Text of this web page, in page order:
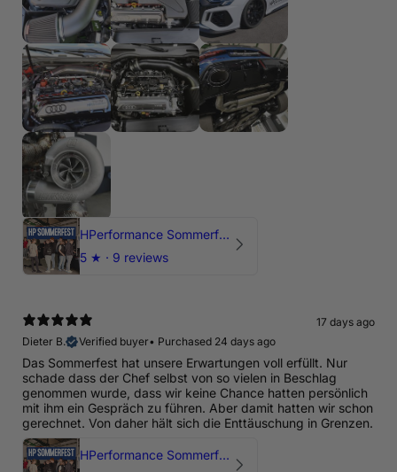
HPerformance Sommerfest 2026
5 ★ · 9 reviews
17 days ago
Dieter B.
Verified buyer• Purchased 24 days ago
Das Sommerfest hat unsere Erwartungen voll erfüllt. Nur
schade dass der Chef selbst von so vielen in Beschlag
genommen wurde, dass wir keine Chance hatten persönlich
mit ihm ein Gespräch zu führen. Aber damit hatten wir schon
gerechnet. Von daher hält sich die Enttäuschung in Grenzen.
HPerformance Sommerfest 2026